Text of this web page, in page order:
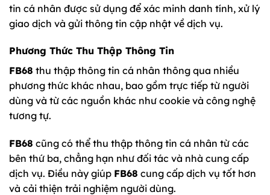
tin cá nhân được sử dụng để xác minh danh tính, xử lý
giao dịch và gửi thông tin cập nhật về dịch vụ.
Phương Thức Thu Thập Thông Tin
FB68 thu thập thông tin cá nhân thông qua nhiều
phương thức khác nhau, bao gồm trực tiếp từ người
dùng và từ các nguồn khác như cookie và công nghệ
tương tự.
FB68 cũng có thể thu thập thông tin cá nhân từ các
bên thứ ba, chẳng hạn như đối tác và nhà cung cấp
dịch vụ. Điều này giúp FB68 cung cấp dịch vụ tốt hơn
và cải thiện trải nghiệm người dùng.